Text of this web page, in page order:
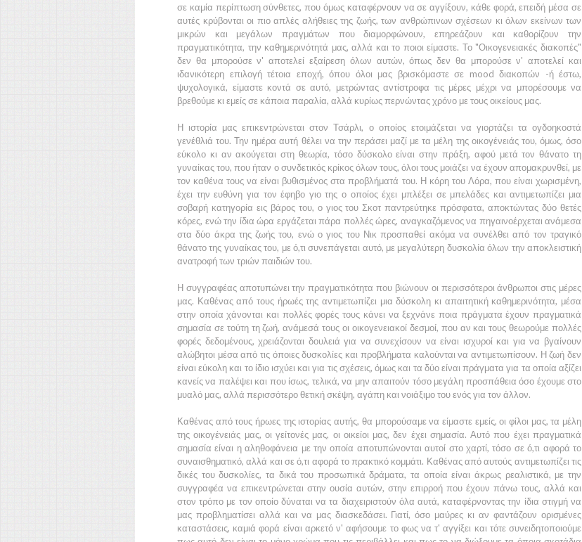
σε καμία περίπτωση σύνθετες, που όμως καταφέρνουν να σε αγγίξουν, κάθε φορά, επειδή μέσα σε
αυτές κρύβονται οι πιο απλές αλήθειες της ζωής, των ανθρώπινων σχέσεων κι όλων εκείνων των
μικρών και μεγάλων πραγμάτων που διαμορφώνουν, επηρεάζουν και καθορίζουν την
πραγματικότητα, την καθημερινότητά μας, αλλά και το ποιοι είμαστε. Το "Οικογενειακές διακοπές"
δεν θα μπορούσε ν' αποτελεί εξαίρεση όλων αυτών, όπως δεν θα μπορούσε ν' αποτελεί και
ιδανικότερη επιλογή τέτοια εποχή, όπου όλοι μας βρισκόμαστε σε mood διακοπών -ή έστω,
ψυχολογικά, είμαστε κοντά σε αυτό, μετρώντας αντίστροφα τις μέρες μέχρι να μπορέσουμε να
βρεθούμε κι εμείς σε κάποια παραλία, αλλά κυρίως περνώντας χρόνο με τους οικείους μας.
Η ιστορία μας επικεντρώνεται στον Τσάρλι, ο οποίος ετοιμάζεται να γιορτάζει τα ογδοηκοστά
γενέθλιά του. Την ημέρα αυτή θέλει να την περάσει μαζί με τα μέλη της οικογένειάς του, όμως, όσο
εύκολο κι αν ακούγεται στη θεωρία, τόσο δύσκολο είναι στην πράξη, αφού μετά τον θάνατο τη
γυναίκας του, που ήταν ο συνδετικός κρίκος όλων τους, όλοι τους μοιάζει να έχουν απομακρυνθεί, με
τον καθένα τους να είναι βυθισμένος στα προβλήματά του. Η κόρη του Λόρα, που είναι χωρισμένη,
έχει την ευθύνη για τον έφηβο γιο της ο οποίος έχει μπλέξει σε μπελάδες και αντιμετωπίζει μια
σοβαρή κατηγορία εις βάρος του, ο γιος του Σκοτ παντρεύτηκε πρόσφατα, αποκτώντας δύο θετές
κόρες, ενώ την ίδια ώρα εργάζεται πάρα πολλές ώρες, αναγκαζόμενος να πηγαινοέρχεται ανάμεσα
στα δύο άκρα της ζωής του, ενώ ο γιος του Νικ προσπαθεί ακόμα να συνέλθει από τον τραγικό
θάνατο της γυναίκας του, με ό,τι συνεπάγεται αυτό, με μεγαλύτερη δυσκολία όλων την αποκλειστική
ανατροφή των τριών παιδιών του.
Η συγγραφέας αποτυπώνει την πραγματικότητα που βιώνουν οι περισσότεροι άνθρωποι στις μέρες
μας. Καθένας από τους ήρωές της αντιμετωπίζει μια δύσκολη κι απαιτητική καθημερινότητα, μέσα
στην οποία χάνονται και πολλές φορές τους κάνει να ξεχνάνε ποια πράγματα έχουν πραγματικά
σημασία σε τούτη τη ζωή, ανάμεσά τους οι οικογενειακοί δεσμοί, που αν και τους θεωρούμε πολλές
φορές δεδομένους, χρειάζονται δουλειά για να συνεχίσουν να είναι ισχυροί και για να βγαίνουν
αλώβητοι μέσα από τις όποιες δυσκολίες και προβλήματα καλούνται να αντιμετωπίσουν. Η ζωή δεν
είναι εύκολη και το ίδιο ισχύει και για τις σχέσεις, όμως και τα δύο είναι πράγματα για τα οποία αξίζει
κανείς να παλέψει και που ίσως, τελικά, να μην απαιτούν τόσο μεγάλη προσπάθεια όσο έχουμε στο
μυαλό μας, αλλά περισσότερο θετική σκέψη, αγάπη και νοιάξιμο του ενός για τον άλλον.
Καθένας από τους ήρωες της ιστορίας αυτής, θα μπορούσαμε να είμαστε εμείς, οι φίλοι μας, τα μέλη
της οικογένειάς μας, οι γείτονές μας, οι οικείοι μας, δεν έχει σημασία. Αυτό που έχει πραγματικά
σημασία είναι η αληθοφάνεια με την οποία αποτυπώνονται αυτοί στο χαρτί, τόσο σε ό,τι αφορά το
συναισθηματικό, αλλά και σε ό,τι αφορά το πρακτικό κομμάτι. Καθένας από αυτούς αντιμετωπίζει τις
δικές του δυσκολίες, τα δικά του προσωπικά δράματα, τα οποία είναι άκρως ρεαλιστικά, με την
συγγραφέα να επικεντρώνεται στην ουσία αυτών, στην επιρροή που έχουν πάνω τους, αλλά και
στον τρόπο με τον οποίο δύναται να τα διαχειριστούν όλα αυτά, καταφέρνοντας την ίδια στιγμή να
μας προβληματίσει αλλά και να μας διασκεδάσει. Γιατί, όσο μαύρες κι αν φαντάζουν ορισμένες
καταστάσεις, καμιά φορά είναι αρκετό ν' αφήσουμε το φως να τ' αγγίξει και τότε συνειδητοποιούμε